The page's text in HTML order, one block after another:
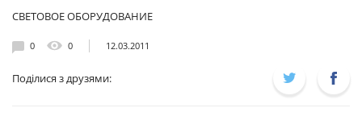
СВЕТОВОЕ ОБОРУДОВАНИЕ
0 0 12.03.2011
Поділися з друзями: